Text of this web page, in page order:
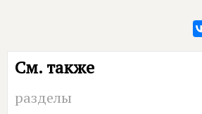
См. также
разделы